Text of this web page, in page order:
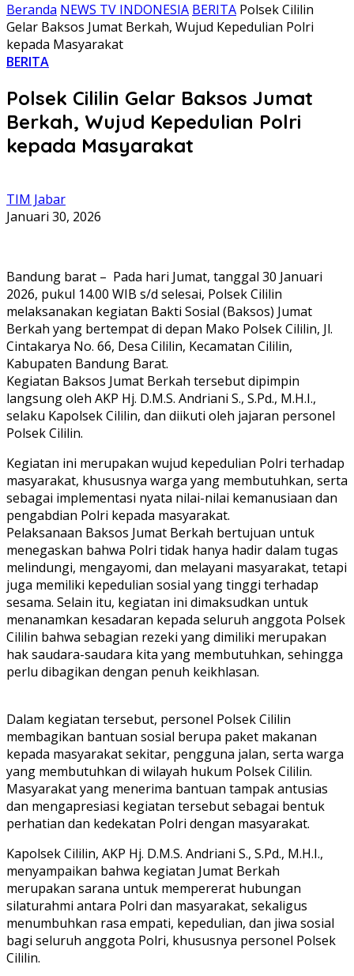
Beranda NEWS TV INDONESIA BERITA Polsek Cililin
Gelar Baksos Jumat Berkah, Wujud Kepedulian Polri
kepada Masyarakat
BERITA
Polsek Cililin Gelar Baksos Jumat
Berkah, Wujud Kepedulian Polri
kepada Masyarakat
TIM Jabar
Januari 30, 2026
Bandung barat – Pada hari Jumat, tanggal 30 Januari
2026, pukul 14.00 WIB s/d selesai, Polsek Cililin
melaksanakan kegiatan Bakti Sosial (Baksos) Jumat
Berkah yang bertempat di depan Mako Polsek Cililin, Jl.
Cintakarya No. 66, Desa Cililin, Kecamatan Cililin,
Kabupaten Bandung Barat.
Kegiatan Baksos Jumat Berkah tersebut dipimpin
langsung oleh AKP Hj. D.M.S. Andriani S., S.Pd., M.H.I.,
selaku Kapolsek Cililin, dan diikuti oleh jajaran personel
Polsek Cililin.
Kegiatan ini merupakan wujud kepedulian Polri terhadap
masyarakat, khususnya warga yang membutuhkan, serta
sebagai implementasi nyata nilai-nilai kemanusiaan dan
pengabdian Polri kepada masyarakat.
Pelaksanaan Baksos Jumat Berkah bertujuan untuk
menegaskan bahwa Polri tidak hanya hadir dalam tugas
melindungi, mengayomi, dan melayani masyarakat, tetapi
juga memiliki kepedulian sosial yang tinggi terhadap
sesama. Selain itu, kegiatan ini dimaksudkan untuk
menanamkan kesadaran kepada seluruh anggota Polsek
Cililin bahwa sebagian rezeki yang dimiliki merupakan
hak saudara-saudara kita yang membutuhkan, sehingga
perlu dibagikan dengan penuh keikhlasan.
Dalam kegiatan tersebut, personel Polsek Cililin
membagikan bantuan sosial berupa paket makanan
kepada masyarakat sekitar, pengguna jalan, serta warga
yang membutuhkan di wilayah hukum Polsek Cililin.
Masyarakat yang menerima bantuan tampak antusias
dan mengapresiasi kegiatan tersebut sebagai bentuk
perhatian dan kedekatan Polri dengan masyarakat.
Kapolsek Cililin, AKP Hj. D.M.S. Andriani S., S.Pd., M.H.I.,
menyampaikan bahwa kegiatan Jumat Berkah
merupakan sarana untuk mempererat hubungan
silaturahmi antara Polri dan masyarakat, sekaligus
menumbuhkan rasa empati, kepedulian, dan jiwa sosial
bagi seluruh anggota Polri, khususnya personel Polsek
Cililin.